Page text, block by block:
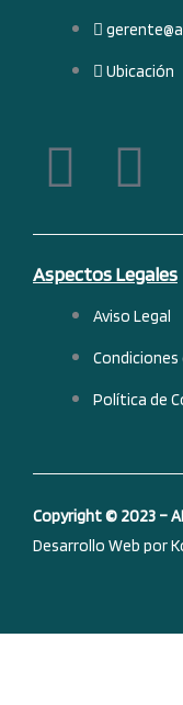
Ubicación
F
c
e
b
o
k
f
L
n
k
e
i
n
Aspectos Legales
Aviso Legal
Condiciones
Política de
Copyright © 2023 –
Desarrollo Web por